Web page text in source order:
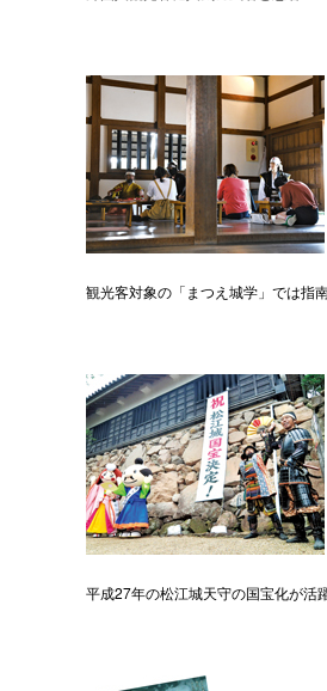
観光客対象の「まつえ城学」では指
平成27年の松江城天守の国宝化が活